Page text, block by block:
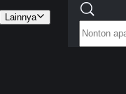
Lainnya